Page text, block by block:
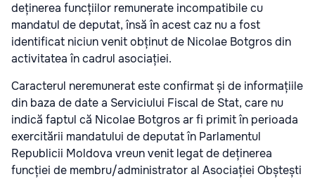
deținerea funcțiilor remunerate incompatibile cu
mandatul de deputat, însă în acest caz nu a fost
identificat niciun venit obținut de Nicolae Botgros din
activitatea în cadrul asociației.
Caracterul neremunerat este confirmat și de informațiile
din baza de date a Serviciului Fiscal de Stat, care nu
indică faptul că Nicolae Botgros ar fi primit în perioada
exercitării mandatului de deputat în Parlamentul
Republicii Moldova vreun venit legat de deținerea
funcției de membru/administrator al Asociației Obștești